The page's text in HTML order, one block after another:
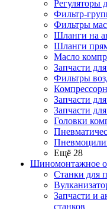
Регуляторы
Фильтр-
Фильтры
Шланги на
Шланги
Масло
Запчасти
Фильтры
Запчасти
Запчасти
Головки
Ещё 28
Шиномонтажное
Станки для
Запчасти и
станков